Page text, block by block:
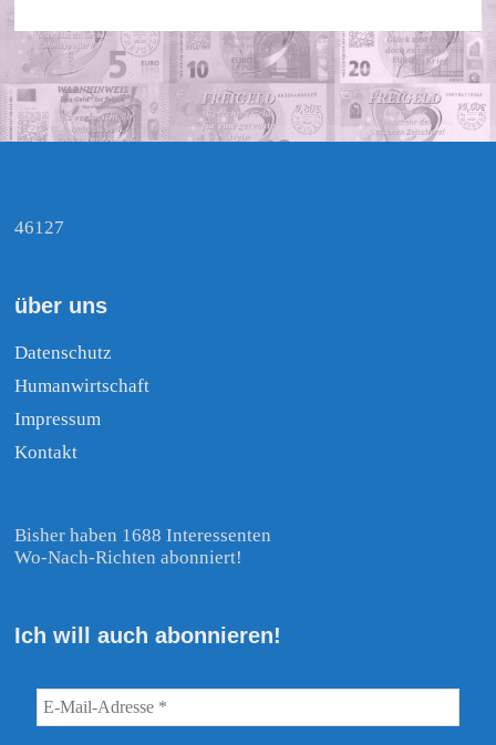
46127
über uns
Datenschutz
Humanwirtschaft
Impressum
Kontakt
Bisher haben 1688 Interessenten
Wo-Nach-Richten abonniert!
Ich will auch abonnieren!